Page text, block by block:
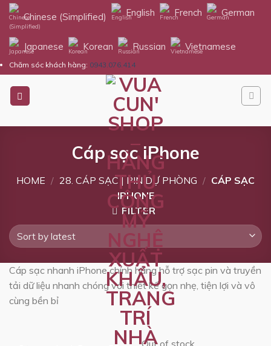
Skip
content
Chinese (Simplified) English French German
Japanese Korean Russian Vietnamese
Chăm sóc khách hàng: 0943.076.414
Cáp sạc iPhone
HOME / 28. CÁP SẠC | PIN DỰ PHÒNG / CÁP SẠC
IPHONE
FILTER
Cáp sạc nhanh iPhone chính hãng hỗ trợ sạc pin và truyền
tải dữ liệu nhanh chóng với thiết kế gọn nhẹ, tiện lợi và vô
cùng bền bỉ